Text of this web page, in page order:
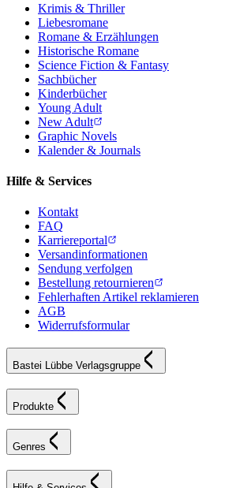
Krimis & Thriller
Liebesromane
Romane & Erzählungen
Historische Romane
Science Fiction & Fantasy
Sachbücher
Kinderbücher
Young Adult
New Adult
Graphic Novels
Kalender & Journals
Hilfe & Services
Kontakt
FAQ
Karriereportal
Versandinformationen
Sendung verfolgen
Bestellung retournieren
Fehlerhaften Artikel reklamieren
AGB
Widerrufsformular
Bastei Lübbe Verlagsgruppe
Produkte
Genres